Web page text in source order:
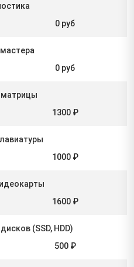
0 руб
0 руб
1300 ₽
1000 ₽
1600 ₽
(SSD, HDD)
500 ₽